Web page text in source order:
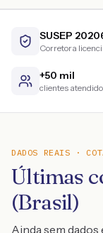
SUSEP
Corretora
+50 mil
clientes
DADOS REAIS ·
Últimas
(Brasil)
Ainda sem